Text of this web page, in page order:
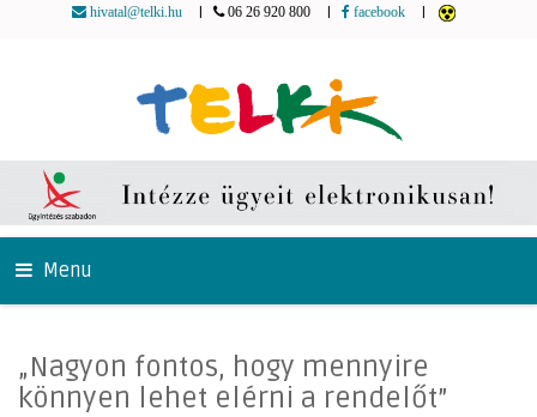
hivatal@telki.hu 06 26 920 800 facebook
Menu
„Nagyon fontos, hogy mennyire
könnyen lehet elérni a rendelőt”